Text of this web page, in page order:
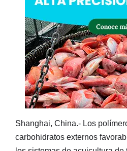
Shanghai, China.- Los
carbohidratos externos